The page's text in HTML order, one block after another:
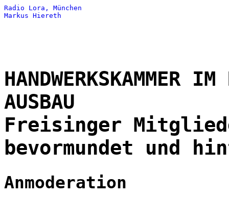
Radio Lora, München
Markus Hiereth
HANDWERKSKAMMER
AUSBAU
Freisinger
bevormundet und
Anmoderation